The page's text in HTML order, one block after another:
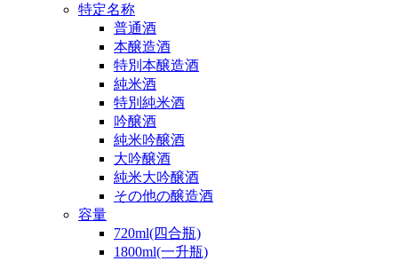
特定名称
普通酒
本醸造酒
特別本醸造酒
純米酒
特別純米酒
吟醸酒
純米吟醸酒
大吟醸酒
純米大吟醸酒
その他の醸造酒
容量
720ml(四合瓶)
1800ml(一升瓶)